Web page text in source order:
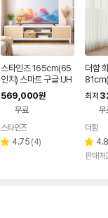
스타인즈 165cm(65
인치) 스마트 구글 UH
D TV KKZ6500SU
H 중소기업 1등급
569,000원
무료
페이
스타인즈
별 4.75 리
(4)
더함
5.0
최저
무
더함
별
점
판매처